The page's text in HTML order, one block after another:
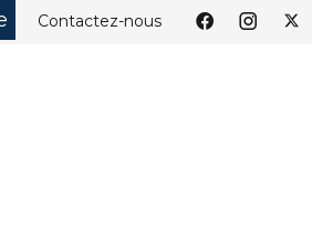
Contactez-nous